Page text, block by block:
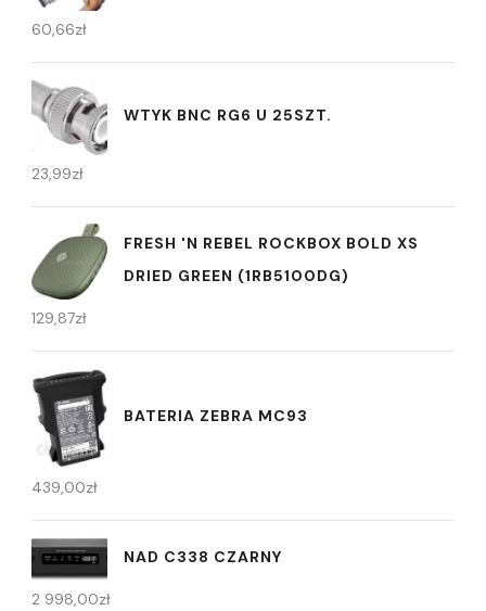
60,66zł
WTYK BNC RG6 U 25SZT.
23,99zł
FRESH 'N REBEL ROCKBOX BOLD XS
DRIED GREEN (1RB5100DG)
129,87zł
BATERIA ZEBRA MC93
439,00zł
NAD C338 CZARNY
2 998,00zł